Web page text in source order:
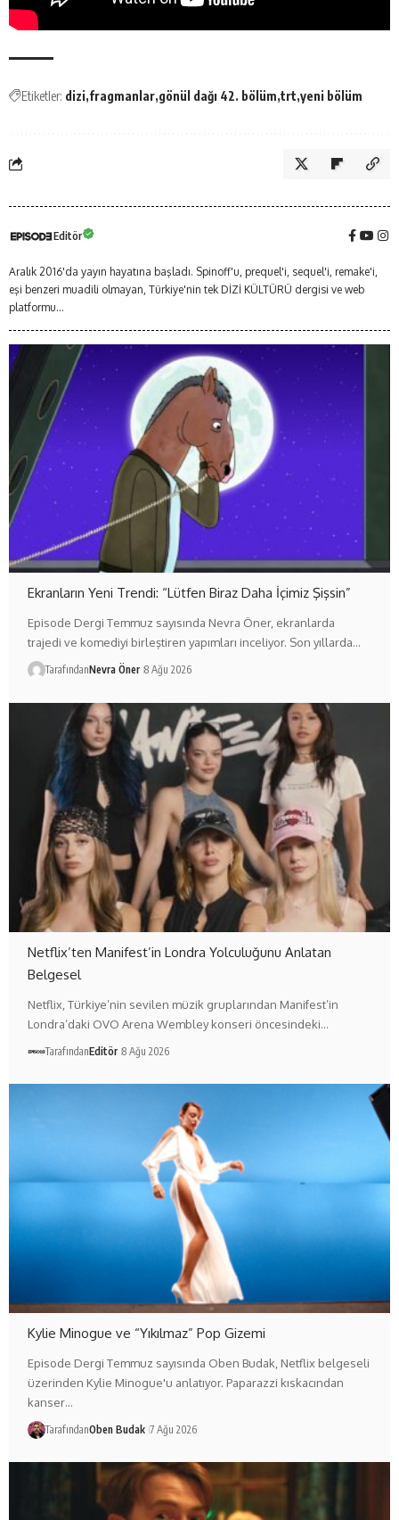
Etiketler: dizi fragmanlar gönül dağı 42. bölüm trt yeni bölüm
Editör
Aralık 2016'da yayın hayatına başladı. Spinoff'u, prequel'i, sequel'i, remake'i,
eşi benzeri muadili olmayan, Türkiye'nin tek DİZİ KÜLTÜRÜ dergisi ve web
platformu...
Ekranların Yeni Trendi: “Lütfen Biraz Daha İçimiz Şişsin”
Episode Dergi Temmuz sayısında Nevra Öner, ekranlarda
trajedi ve komediyi birleştiren yapımları inceliyor. Son yıllarda…
TarafındanNevra Öner 8 Ağu 2026
Netflix’ten Manifest’in Londra Yolculuğunu Anlatan
Belgesel
Netflix, Türkiye’nin sevilen müzik gruplarından Manifest’in
Londra’daki OVO Arena Wembley konseri öncesindeki…
TarafındanEditör 8 Ağu 2026
Kylie Minogue ve “Yıkılmaz” Pop Gizemi
Episode Dergi Temmuz sayısında Oben Budak, Netflix belgeseli
üzerinden Kylie Minogue'u anlatıyor. Paparazzi kıskacından
kanser…
TarafındanOben Budak 7 Ağu 2026